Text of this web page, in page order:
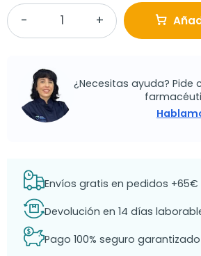
¿Necesitas ayuda? Pide
Envíos gratis en pedidos +65€
Devolución en 14 días
Pago 100% seguro garantizado